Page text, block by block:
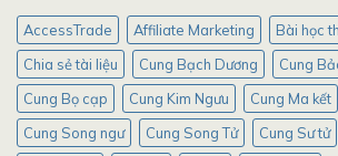
AccessTrade Affiliate Marketing
Bài học
Chia sẻ tài liệu
Cung Bạch Dương
Cung
Cung Bọ cạp
Cung Kim Ngưu Cung Ma kết
Cung Song ngư
Cung Song Tử Cung Sư tử